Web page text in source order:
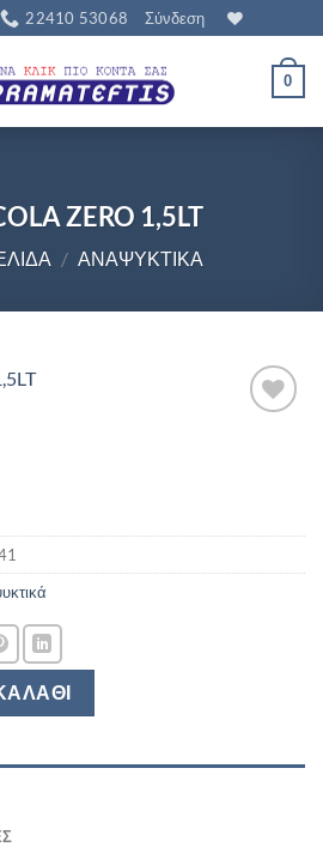
22410 53068 Σύνδεση
0
ZERO 1,5LT
/ ΑΝΑΨΥΚΤΙΚΆ